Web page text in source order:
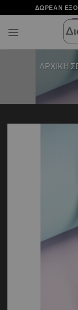
στο
περιεχόμενο
ΔΩΡΕΑΝ
ΑΡΧΙΚΉ